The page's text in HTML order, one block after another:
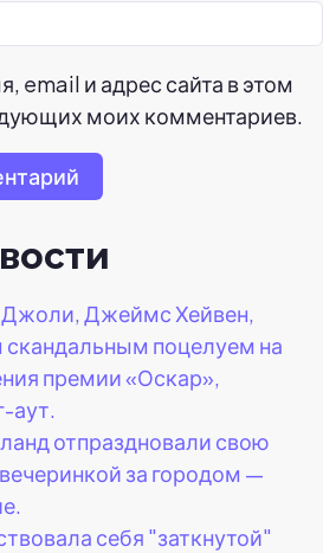
email и адрес сайта в этом
моих комментариев.
Джеймс Хейвен,
поцелуем на
премии «Оскар»,
аут.
отпраздновали свою
за городом —
себя "заткнутой"